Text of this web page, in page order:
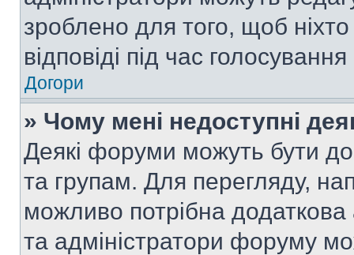
зроблено для того, щоб
відповіді під час голосування
Догори
» Чому мені недоступні
Деякі форуми можуть бути
та групам. Для перегляду,
можливо потрібна
та адміністратори форуму